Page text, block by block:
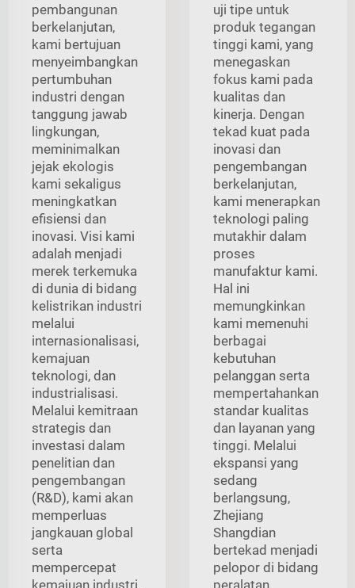
pembangunan
berkelanjutan,
kami bertujuan
menyeimbangkan
pertumbuhan
industri dengan
tanggung jawab
lingkungan,
meminimalkan
jejak ekologis
kami sekaligus
meningkatkan
efisiensi dan
inovasi. Visi kami
adalah menjadi
merek terkemuka
di dunia di bidang
kelistrikan industri
melalui
internasionalisasi,
kemajuan
teknologi, dan
industrialisasi.
Melalui kemitraan
strategis dan
investasi dalam
penelitian dan
pengembangan
(R&D), kami akan
memperluas
jangkauan global
serta
mempercepat
kemajuan industri,
uji tipe untuk
produk tegangan
tinggi kami, yang
menegaskan
fokus kami pada
kualitas dan
kinerja. Dengan
tekad kuat pada
inovasi dan
pengembangan
berkelanjutan,
kami menerapkan
teknologi paling
mutakhir dalam
proses
manufaktur kami.
Hal ini
memungkinkan
kami memenuhi
berbagai
kebutuhan
pelanggan serta
mempertahankan
standar kualitas
dan layanan yang
tinggi. Melalui
ekspansi yang
sedang
berlangsung,
Zhejiang
Shangdian
bertekad menjadi
pelopor di bidang
peralatan